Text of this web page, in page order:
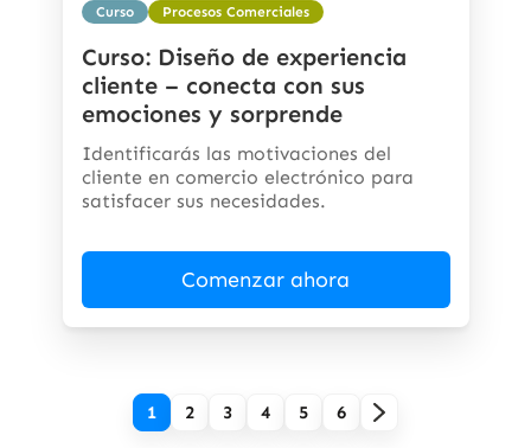
Curso Procesos Comerciales
Curso: Diseño de experiencia
cliente – conecta con sus
emociones y sorprende
Identificarás las motivaciones del
cliente en comercio electrónico para
satisfacer sus necesidades.
Comenzar ahora
1 2 3 4 5 6